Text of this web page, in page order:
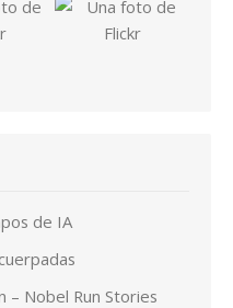
de IA
Nobel Run Stories